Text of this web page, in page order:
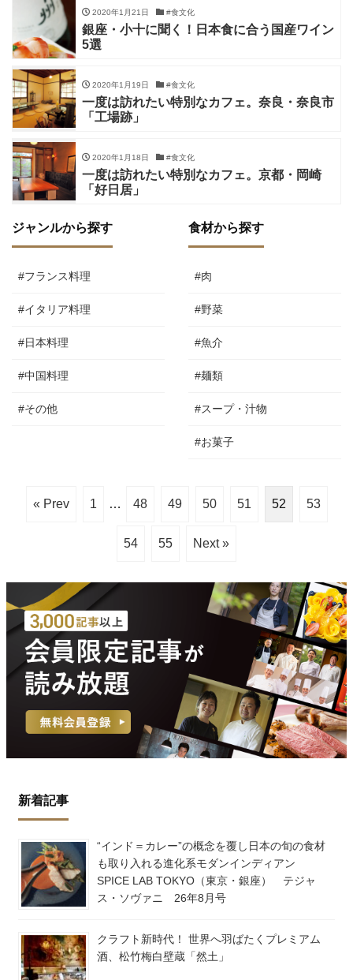
2020年1月21日 #食文化
銀座・小十に聞く！日本食に合う国産ワイン
5選
2020年1月19日 #食文化
一度は訪れたい特別なカフェ。奈良・奈良市
「工場跡」
2020年1月18日 #食文化
一度は訪れたい特別なカフェ。京都・岡崎
「好日居」
ジャンルから探す
#フランス料理
#イタリア料理
#日本料理
#中国料理
#その他
食材から探す
#肉
#野菜
#魚介
#麺類
#スープ・汁物
#お菓子
« Prev 1 … 48 49 50 51 52 53
54 55 Next »
新着記事
“インド＝カレー”の概念を覆し日本の旬の食材
も取り入れる進化系モダンインディアン
SPICE LAB TOKYO（東京・銀座） テジャ
ス・ソヴァニ 26年8月号
クラフト新時代！ 世界へ羽ばたくプレミアム
酒、松竹梅白壁蔵「然土」